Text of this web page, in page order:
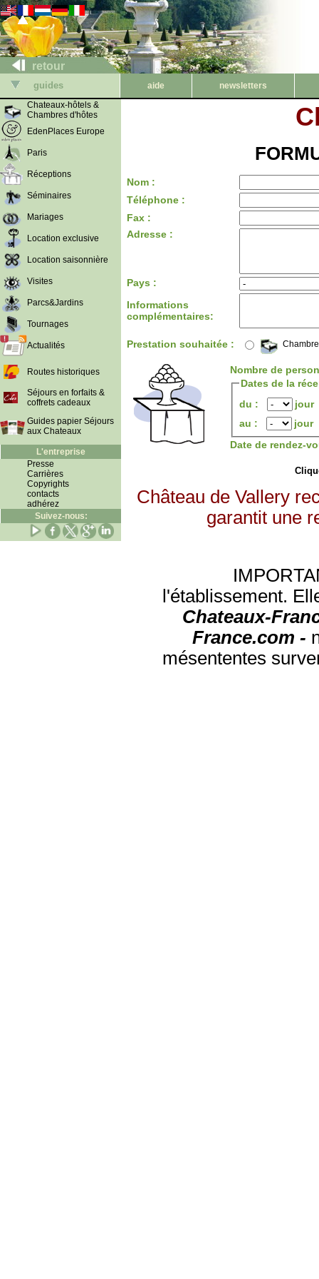
retour
guides aide
newsletters
Chateaux-hôtels &
Chambres d'hôtes
EdenPlaces Europe
Paris
Réceptions
Séminaires
Mariages
Location exclusive
Location saisonnière
Visites
Parcs&Jardins
Tournages
Actualités
Routes historiques
Séjours en forfaits &
coffrets cadeaux
Guides papier Séjours
aux Chateaux
L'entreprise
Presse
Carrières
Copyrights
contacts
adhérez
Suivez-nous:
Nom :
Téléphone :
Fax :
Adresse :
Pays :
Informations
complémentaires:
Prestation souhaitée :
Nombre de
Dates de la
du :
jour
au :
jour
Date de rendez-
Château de Vallery
garantit une
l'établissement.
Chateaux-
France.com -
mésententes